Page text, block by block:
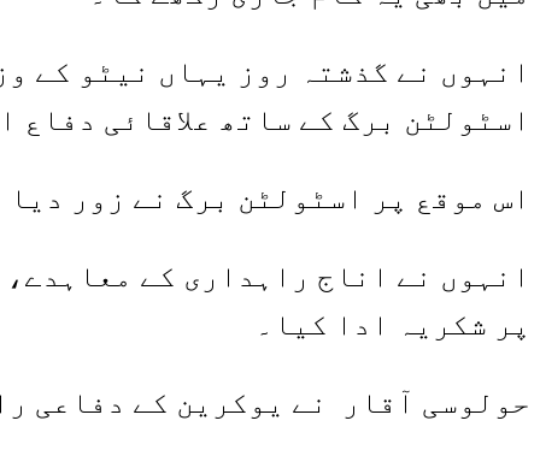
انہوں نے گذشتہ روز یہاں نیٹو کے
اسٹولٹن برگ کے ساتھ علاقائی دفاع
اس موقع پر اسٹولٹن برگ نے زور
انہوں نے اناج راہداری کے
پر شکریہ ادا کیا۔
حولوسی آقار نے یوکرین کے دفاعی